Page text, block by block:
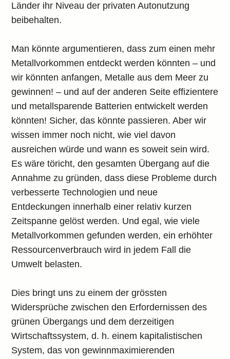
Länder ihr Niveau der privaten Autonutzung
beibehalten.
Man könnte argumentieren, dass zum einen mehr
Metallvorkommen entdeckt werden könnten – und
wir könnten anfangen, Metalle aus dem Meer zu
gewinnen! – und auf der anderen Seite effizientere
und metallsparende Batterien entwickelt werden
könnten! Sicher, das könnte passieren. Aber wir
wissen immer noch nicht, wie viel davon
ausreichen würde und wann es soweit sein wird.
Es wäre töricht, den gesamten Übergang auf die
Annahme zu gründen, dass diese Probleme durch
verbesserte Technologien und neue
Entdeckungen innerhalb einer relativ kurzen
Zeitspanne gelöst werden. Und egal, wie viele
Metallvorkommen gefunden werden, ein erhöhter
Ressourcenverbrauch wird in jedem Fall die
Umwelt belasten.
Dies bringt uns zu einem der grössten
Widersprüche zwischen den Erfordernissen des
grünen Übergangs und dem derzeitigen
Wirtschaftssystem, d. h. einem kapitalistischen
System, das von gewinnmaximierenden